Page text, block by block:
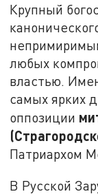
Крупный
любых
властью.
самых ярких
оппозиции
Патриархом
В Русской